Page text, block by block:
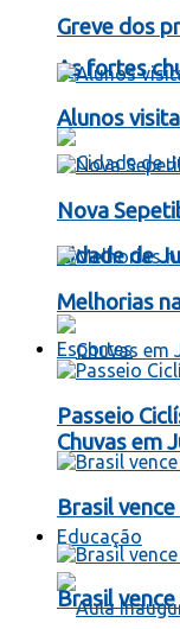
As fortes
Cidade de
Chuvas em
Educação
Greve dos
Alunos
Nova
Melhorias
Esportes
Passeio
Brasil
Brasil